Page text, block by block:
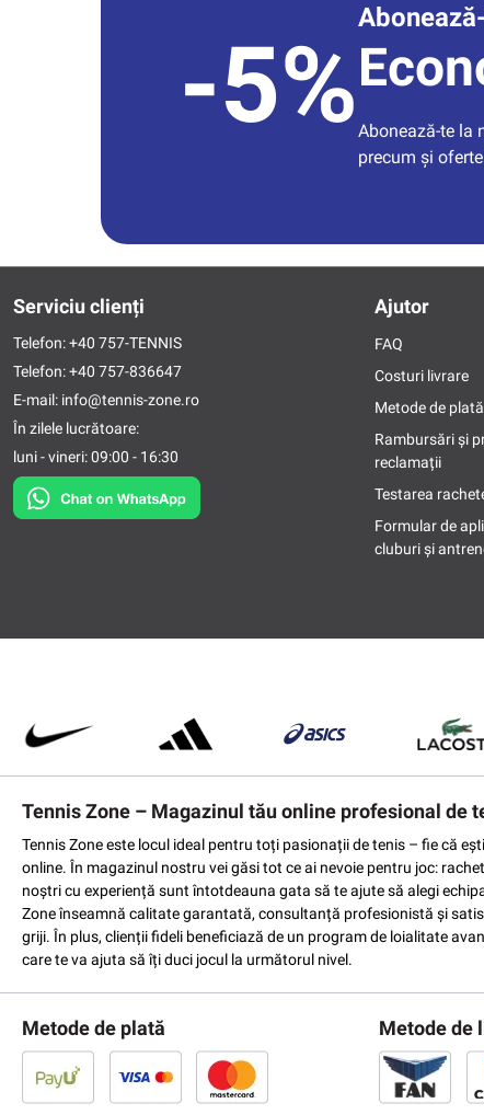
-5% Abonează-te la
precum și
Serviciu clienți
Telefon:+40 757-TENNIS
Telefon:+40 757-836647
E-mail: info@tennis-zone.ro
În zilele lucrătoare:
luni - vineri: 09:00 - 16:30
Ajutor
FAQ
Costuri livrare
Metode de plată
Rambursări și
reclamații
Testarea
Formular de
cluburi și
Tennis Zone – Magazinul tău online profesional de
Tennis Zone este locul ideal pentru toți pasionații de tenis – fie că
online. În magazinul nostru vei găsi tot ce ai nevoie pentru joc:
noștri cu experiență sunt întotdeauna gata să te ajute să alegi
Zone înseamnă calitate garantată, consultanță profesionistă și
griji. În plus, clienții fideli beneficiază de un program de loialitate
care te va ajuta să îți duci jocul la următorul nivel.
Metode de plată Metode de